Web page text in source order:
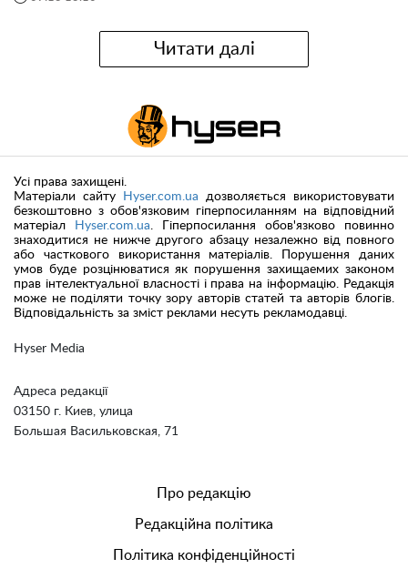
Читати далі
Hyser Media
Адреса редакції
03150 г. Киев, улица
Большая Васильковская, 71
Усі права захищені.
Матеріали сайту
Hyser.com.ua дозволяється використовувати
безкоштовно з обов'язковим гіперпосиланням на відповідний
матеріал
Hyser.com.ua. Гіперпосилання обов'язково повинно
знаходитися не нижче другого абзацу незалежно від повного
або часткового використання матеріалів. Порушення даних
умов буде розцінюватися як порушення захищаемих законом
прав інтелектуальної власності і права на інформацію. Редакція
може не поділяти точку зору авторів статей та авторів блогів.
Відповідальність за зміст реклами несуть рекламодавці.
Про редакцію
Редакційна політика
Політика конфіденційності